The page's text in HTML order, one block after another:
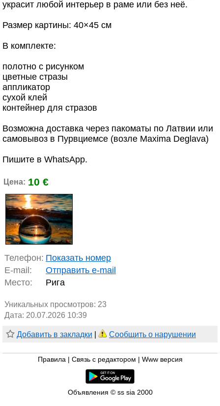
украсит любой интерьер в раме или без неё.
Размер картины: 40×45 см
В комплекте:
полотно с рисунком
цветные стразы
аппликатор
сухой клей
контейнер для стразов
Возможна доставка через пакоматы по Латвии или
самовывоз в Пурвциемсе (возле Maxima Deglava)
Пишите в WhatsApp.
Цена: 10 €
Телефон: Показать номер
E-mail:
Отправить e-mail
Место:
Рига
Уникальных просмотров: 23
Дата: 20.07.2026 10:39
Добавить в закладки Сообщить о нарушении
Правила Связь с редактором Www версия
Объявления © ss sia 2000